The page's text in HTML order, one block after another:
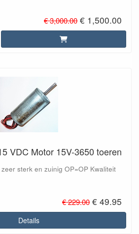
€ 3,000.00 € 1,500.00
VDC Motor 15V-3650 toeren
sterk en zuinig OP=OP Kwaliteit
€ 229.00 € 49.95
Details